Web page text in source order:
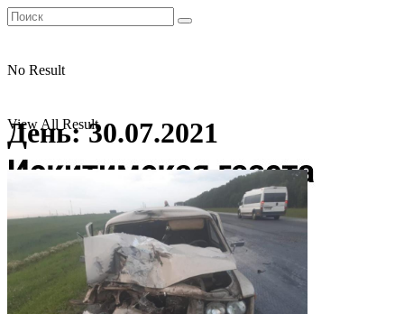
No Result
View All Result
День:30.07.2021